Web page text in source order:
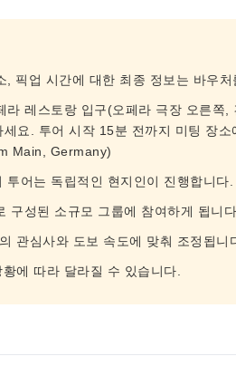
, 픽업 시간에 대한 최종 정보는 바우처
라 레스토랑 입구(오페라 극장 오른쪽
요. 투어 시작 15분 전까지 미팅 장
Main, Germany)
투어는 독립적인 현지인이 진행합니다.
구성된 소규모 그룹에 참여하게 됩니다.
관심사와 도보 속도에 맞춰 조정됩니
에 따라 달라질 수 있습니다.